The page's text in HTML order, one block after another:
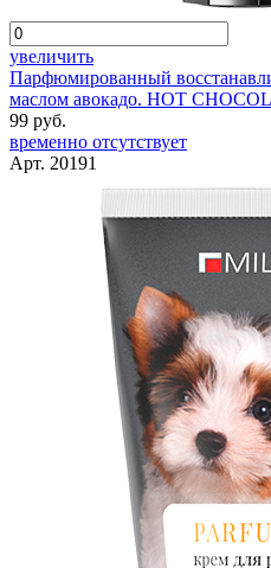
увеличить
Парфюмированный
маслом авокадо. HOT
99 руб.
временно отсутствует
Арт. 20191